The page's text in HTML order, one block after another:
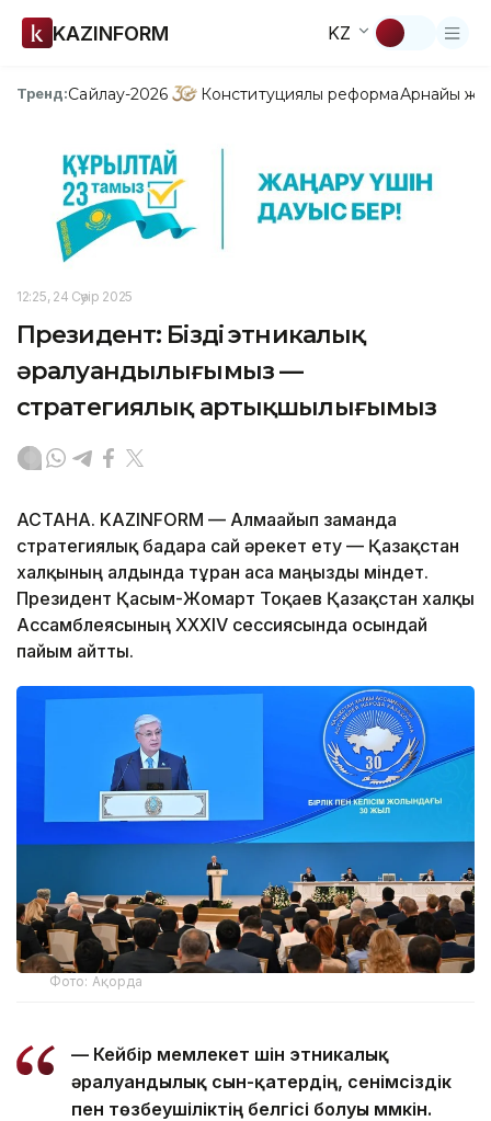
KAZINFORM KZ
Тренд:Сайлау-2026 Конституциялық реформаАрнайы
12:25, 24 Сәуір 2025
Президент: Біздің этникалық
әралуандылығымыз —
стратегиялық артықшылығымыз
АСТАНА. KAZINFORM — Алмағайып заманда
стратегиялық бағдарға сай әрекет ету — Қазақстан
халқының алдында тұрған аса маңызды міндет.
Президент Қасым-Жомарт Тоқаев Қазақстан халқы
Ассамблеясының ХХХІV сессиясында осындай
пайым айтты.
Фото: Ақорда
— Кейбір мемлекет үшін этникалық
әралуандылық сын-қатердің, сенімсіздік
пен төзбеушіліктің белгісі болуы мүмкін.